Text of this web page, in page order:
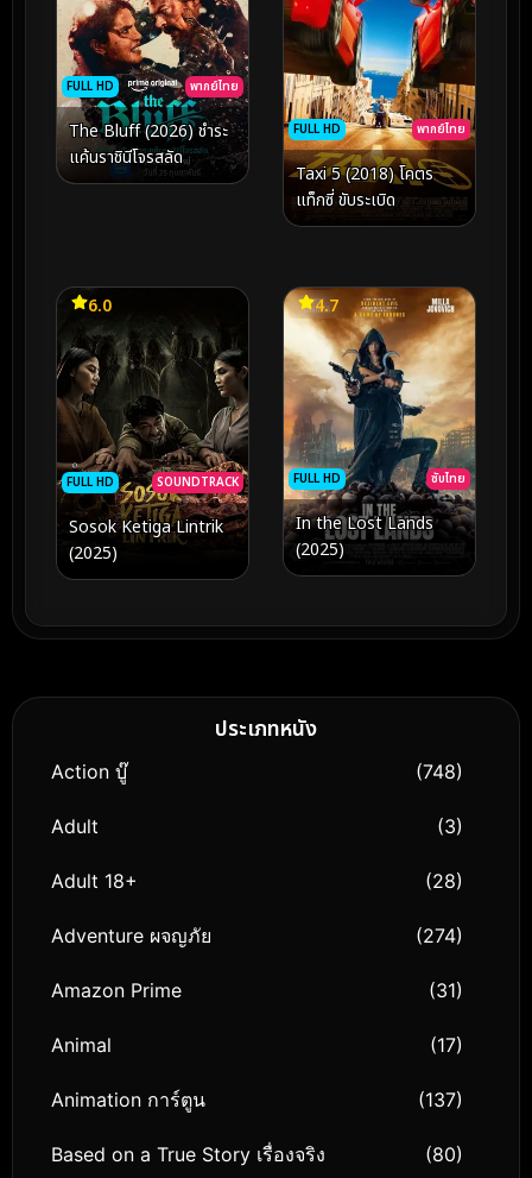
FULL HD พากย์ไทย
The Bluff (2026) ชำระ
แค้นราชินีโจรสลัด
FULL HD พากย์ไทย
Taxi 5 (2018) โคตร
แท็กซี่ ขับระเบิด
FULL HD SOUNDTRACK
6.0
Sosok Ketiga Lintrik
(2025)
FULL HD ซับไทย
4.7
In the Lost Lands
(2025)
ประเภทหนัง
Action บู๊ (748)
Adult (3)
Adult 18+ (28)
Adventure ผจญภัย (274)
Amazon Prime (31)
Animal (17)
Animation การ์ตูน (137)
Based on a True Story เรื่องจริง (80)